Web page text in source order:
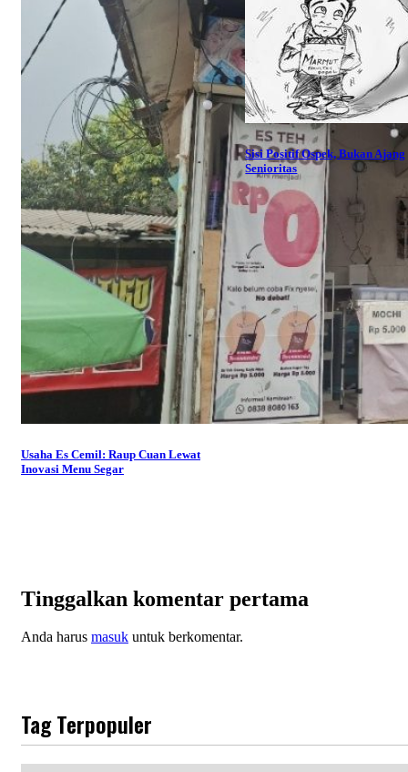
Usaha Es Cemil: Raup Cuan Lewat
Inovasi Menu Segar
Sisi Positif Ospek, Bukan Ajang
Senioritas
Tinggalkan komentar pertama
Anda harus masuk untuk berkomentar.
Tag Terpopuler